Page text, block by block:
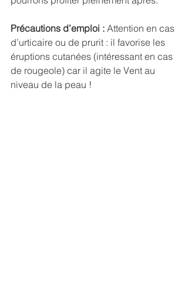
Précautions d’emploi : Attention en cas
d’urticaire ou de prurit : il favorise les
éruptions cutanées (intéressant en cas
de rougeole) car il agite le Vent au
niveau de la peau !